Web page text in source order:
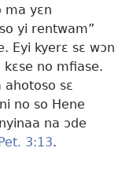
ma yɛn
yi rentwam”
Eyi kyerɛ sɛ wɔn
no mfiase.
ahotoso sɛ
no so Hene
na ɔde
3:13.